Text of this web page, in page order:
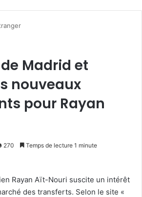
Madrid et
nouveaux
pour Rayan
270 Temps de lecture 1 minute
Rayan Aït-Nouri suscite un intérêt
des transferts. Selon le site «